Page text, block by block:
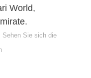
World,
Sehen Sie sich die